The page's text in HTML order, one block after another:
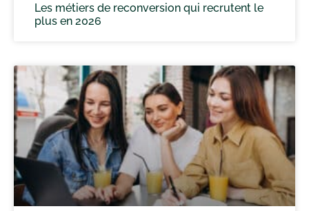
Les métiers de reconversion qui recrutent le
plus en 2026